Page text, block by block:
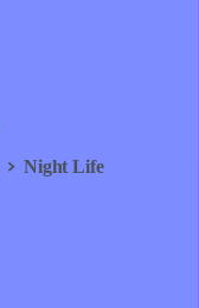
Night Life